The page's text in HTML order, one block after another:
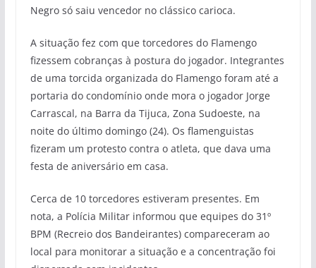
Negro só saiu vencedor no clássico carioca.
A situação fez com que torcedores do Flamengo
fizessem cobranças à postura do jogador. Integrantes
de uma torcida organizada do Flamengo foram até a
portaria do condomínio onde mora o jogador Jorge
Carrascal, na Barra da Tijuca, Zona Sudoeste, na
noite do último domingo (24). Os flamenguistas
fizeram um protesto contra o atleta, que dava uma
festa de aniversário em casa.
Cerca de 10 torcedores estiveram presentes. Em
nota, a Polícia Militar informou que equipes do 31º
BPM (Recreio dos Bandeirantes) compareceram ao
local para monitorar a situação e a concentração foi